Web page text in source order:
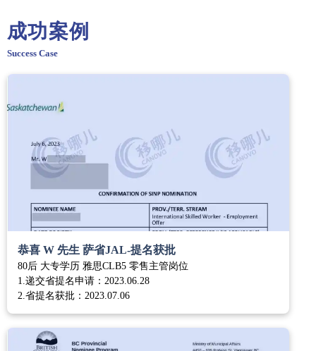
成功案例
Success Case
恭喜 W 先生 萨省JAL-提名获批
80后 大专学历 雅思CLB5 零售主管岗位
1.递交省提名申请：2023.06.28
2.省提名获批：2023.07.06